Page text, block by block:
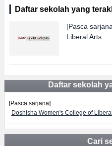
Daftar sekolah yang
[Pasca
Liberal Arts
Daftar sekolah
[Pasca sarjana]
Doshisha Women's College of
Cari